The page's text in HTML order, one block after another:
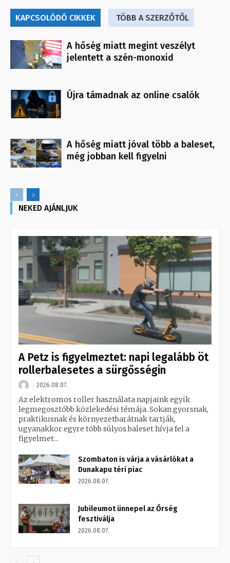
KAPCSOLÓDÓ CIKKEK TÖBB A SZERZŐTŐL
A hőség miatt megint veszélyt
jelentett a szén-monoxid
Újra támadnak az online csalók
A hőség miatt jóval több a baleset,
még jobban kell figyelni
NEKED AJÁNLJUK
A Petz is figyelmeztet: napi legalább öt
rollerbalesetes a sürgősségin
2026.08.07.
Az elektromos roller használata napjaink egyik
legmegosztóbb közlekedési témája. Sokan gyorsnak,
praktikusnak és környezetbarátnak tartják,
ugyanakkor egyre több súlyos baleset hívja fel a
figyelmet...
Szombaton is várja a vásárlókat a
Dunakapu téri piac
2026.08.07.
Jubileumot ünnepel az Őrség
fesztiválja
2026.08.07.